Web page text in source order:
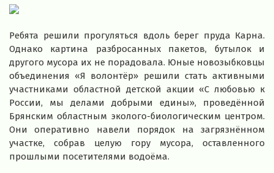
Ребята решили прогуляться вдоль берег пруда Карна.
Однако картина разбросанных пакетов, бутылок и
другого мусора их не порадовала. Юные новозыбковцы
объединения «Я волонтёр» решили стать активными
участниками областной детской акции «С любовью к
России, мы делами добрыми едины», проведённой
Брянским областным эколого-биологическим центром.
Они оперативно навели порядок на загрязнённом
участке, собрав целую гору мусора, оставленного
прошлыми посетителями водоёма.